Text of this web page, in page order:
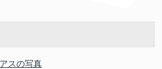
スの写真